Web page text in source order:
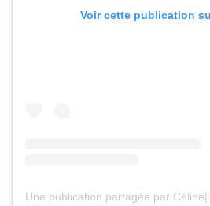
Voir cette publication